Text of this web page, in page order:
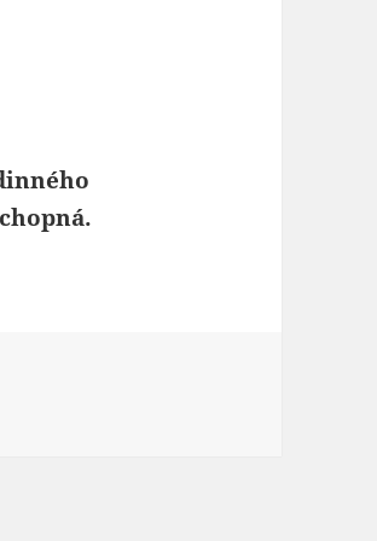
text s názvem Pozvánka na VČS